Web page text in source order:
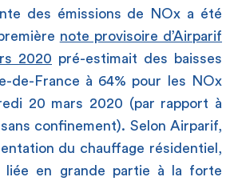
des émissions de NOx a été
note provisoire d’Airparif
2020 pré-estimait des baisses
de-France à 64% pour les NOx
20 mars 2020 (par rapport à
confinement). Selon Airparif,
du chauffage résidentiel,
liée en grande partie à la forte